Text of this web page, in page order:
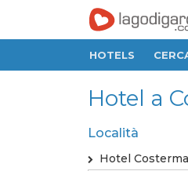
HOTELS
Hotel a
Località
Hotel